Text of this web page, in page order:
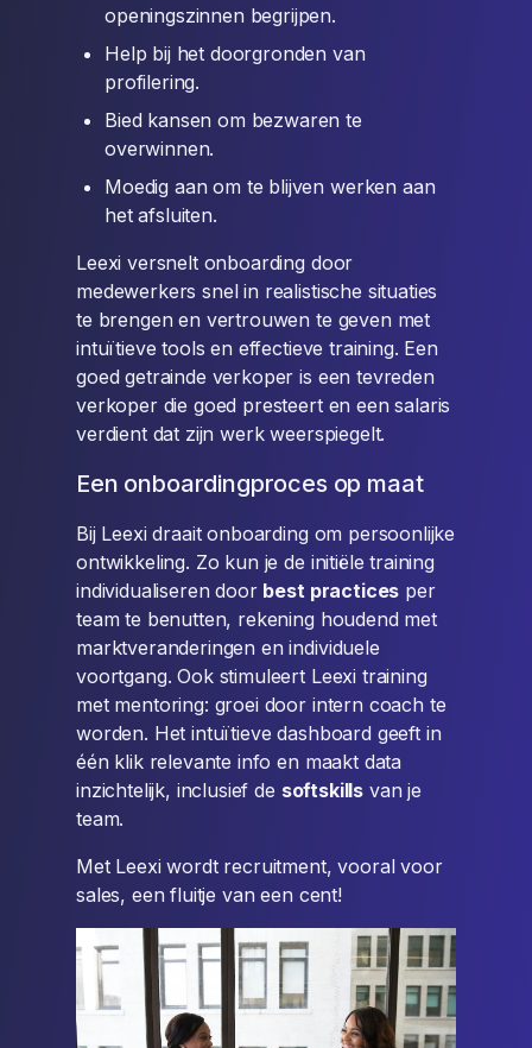
openingszinnen begrijpen.
Help bij het doorgronden van
profilering.
Bied kansen om bezwaren te
overwinnen.
Moedig aan om te blijven werken aan
het afsluiten.
Leexi versnelt onboarding door
medewerkers snel in realistische situaties
te brengen en vertrouwen te geven met
intuïtieve tools en effectieve training. Een
goed getrainde verkoper is een tevreden
verkoper die goed presteert en een salaris
verdient dat zijn werk weerspiegelt.
Een onboardingproces op maat
Bij Leexi draait onboarding om persoonlijke
ontwikkeling. Zo kun je de initiële training
individualiseren door best practices per
team te benutten, rekening houdend met
marktveranderingen en individuele
voortgang. Ook stimuleert Leexi training
met mentoring: groei door intern coach te
worden. Het intuïtieve dashboard geeft in
één klik relevante info en maakt data
inzichtelijk, inclusief de softskills van je
team.
Met Leexi wordt recruitment, vooral voor
sales, een fluitje van een cent!